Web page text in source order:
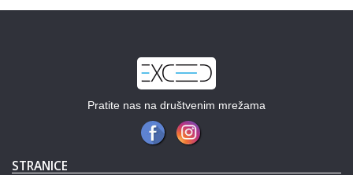
Pratite nas na društvenim mrežama
STRANICE